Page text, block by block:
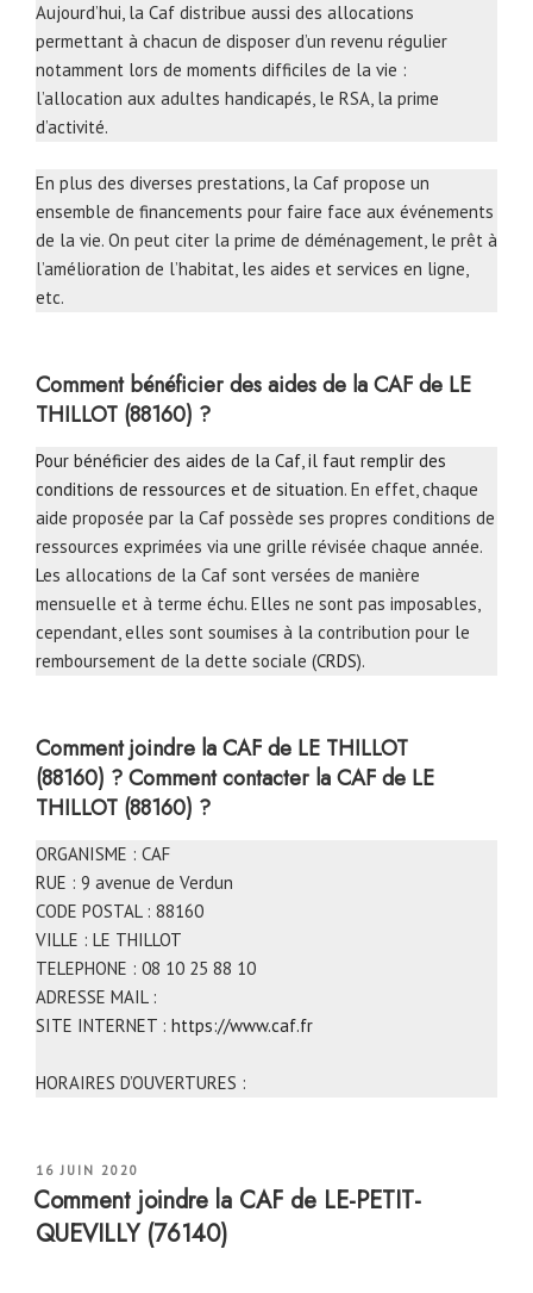
Aujourd’hui, la Caf distribue aussi des allocations
permettant à chacun de disposer d’un revenu régulier
notamment lors de moments difficiles de la vie :
l’allocation aux adultes handicapés, le RSA, la prime
d’activité.
En plus des diverses prestations, la Caf propose un
ensemble de financements pour faire face aux événements
de la vie. On peut citer la prime de déménagement, le prêt à
l’amélioration de l’habitat, les aides et services en ligne,
etc.
Comment bénéficier des aides de la CAF de LE
THILLOT (88160) ?
Pour bénéficier des aides de la Caf, il faut remplir des
conditions de ressources et de situation. En effet, chaque
aide proposée par la Caf possède ses propres conditions de
ressources exprimées via une grille révisée chaque année.
Les allocations de la Caf sont versées de manière
mensuelle et à terme échu. Elles ne sont pas imposables,
cependant, elles sont soumises à la contribution pour le
remboursement de la dette sociale (CRDS).
Comment joindre la CAFde LE THILLOT
(88160) ?Comment contacter la CAFde LE
THILLOT (88160) ?
ORGANISME : CAF
RUE : 9 avenue de Verdun
CODE POSTAL : 88160
VILLE : LE THILLOT
TELEPHONE : 08 10 25 88 10
ADRESSE MAIL :
SITE INTERNET : https://www.caf.fr
HORAIRES D’OUVERTURES :
PUBLIÉ
LE
16 JUIN 2020
Comment joindre la CAF de LE-PETIT-
QUEVILLY (76140)